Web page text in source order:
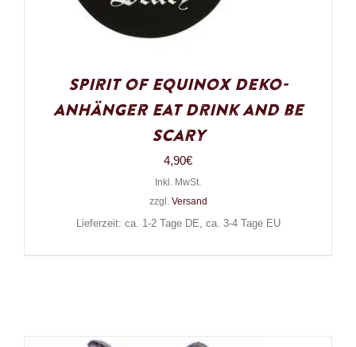
Spirit of Equinox Deko-
Anhänger Eat Drink and be
Scary
4,90€
Inkl. MwSt.
zzgl. Versand
Lieferzeit: ca. 1-2 Tage DE, ca. 3-4 Tage EU